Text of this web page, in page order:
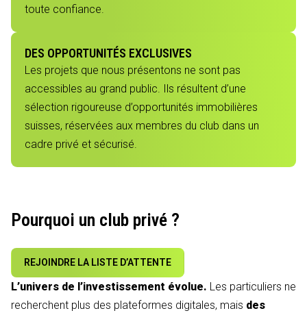
toute confiance.
DES OPPORTUNITÉS EXCLUSIVES
Les projets que nous présentons ne sont pas
accessibles au grand public. Ils résultent d’une
sélection rigoureuse d’opportunités immobilières
suisses, réservées aux membres du club dans un
cadre privé et sécurisé.
Pourquoi un club privé ?
REJOINDRE LA LISTE D’ATTENTE
L’univers de l’investissement évolue. Les particuliers ne
recherchent plus des plateformes digitales, mais des